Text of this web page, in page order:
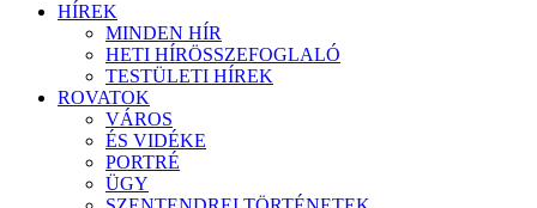
HÍREK
MINDEN HÍR
HETI HÍRÖSSZEFOGLALÓ
TESTÜLETI HÍREK
ROVATOK
VÁROS
ÉS VIDÉKE
PORTRÉ
ÜGY